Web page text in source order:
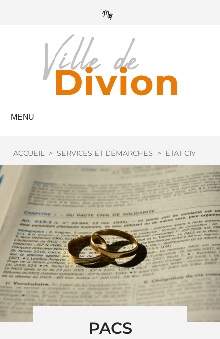
MENU
ACCUEIL > SERVICES ET DÉMARCHES > ETAT CIVIL
PACS